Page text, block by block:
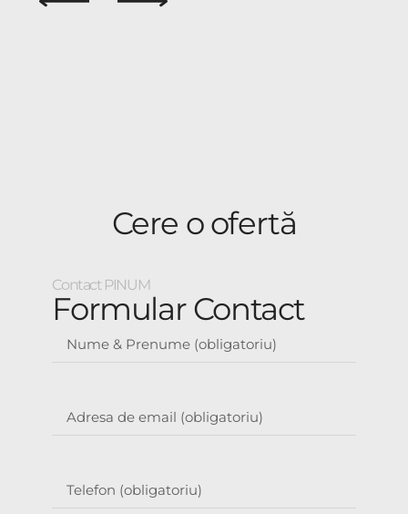
Cere o ofertă
Contact PINUM
Formular Contact